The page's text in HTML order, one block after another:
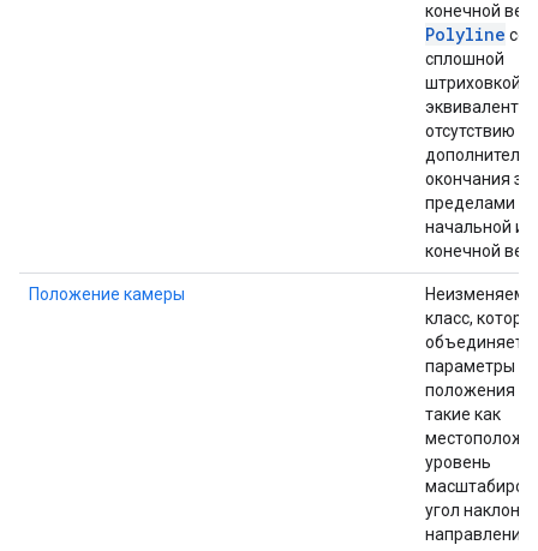
конечной
Polyline со
сплошной
штриховкой,
эквивалентно
отсутствию
окончания за
пределами
начальной
конечной
Положение камеры
класс,
объединяет
параметры
положения
такие как
уровень
угол наклона
направление.